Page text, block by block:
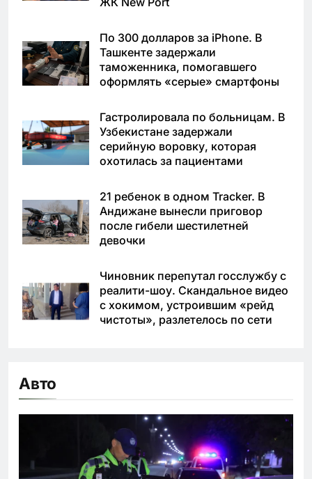
По 300 долларов за iPhone. В
Ташкенте задержали
таможенника, помогавшего
оформлять «серые» смартфоны
Гастролировала по больницам. В
Узбекистане задержали
серийную воровку, которая
охотилась за пациентами
21 ребенок в одном Tracker. В
Андижане вынесли приговор
после гибели шестилетней
девочки
Чиновник перепутал госслужбу с
реалити-шоу. Скандальное видео
с хокимом, устроившим «рейд
чистоты», разлетелось по сети
Авто